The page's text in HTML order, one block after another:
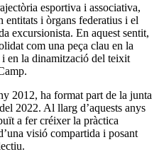
esportiva i associativa,
entitats i òrgans federatius i el
excursionista. En aquest sentit,
com una peça clau en la
en la dinamització del teixit
2012, ha format part de la junta
2022. Al llarg d’aquests anys
a fer créixer la pràctica
visió compartida i posant